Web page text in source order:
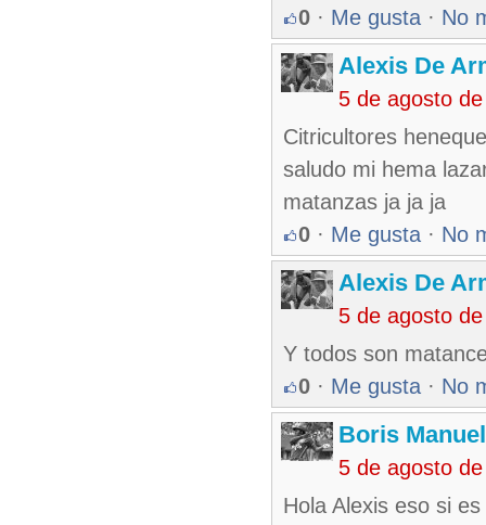
0 · Me gusta · No
Alexis De
5 de agosto
Citricultores
saludo mi hema
matanzas ja ja ja
0 · Me gusta · No
Alexis De
5 de agosto
Y todos son
0 · Me gusta · No
Boris
5 de agosto
Hola Alexis eso si